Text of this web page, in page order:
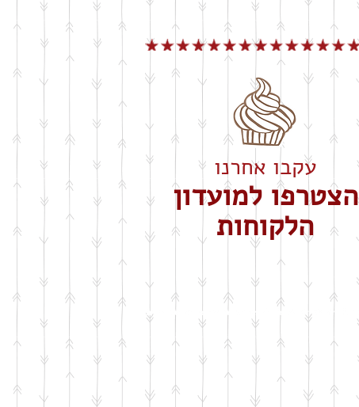
עקבו אחרנו
הצטרפו למועדון
הלקוחות